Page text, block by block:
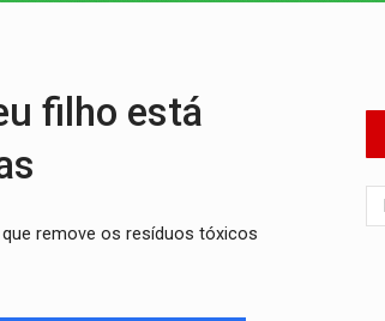
filho está
remove os resíduos tóxicos